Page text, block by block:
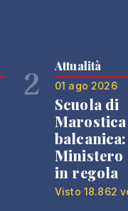
2 Attualità
01 ago 2026
Scuola di
Ministero
in regola
Visto 18.862